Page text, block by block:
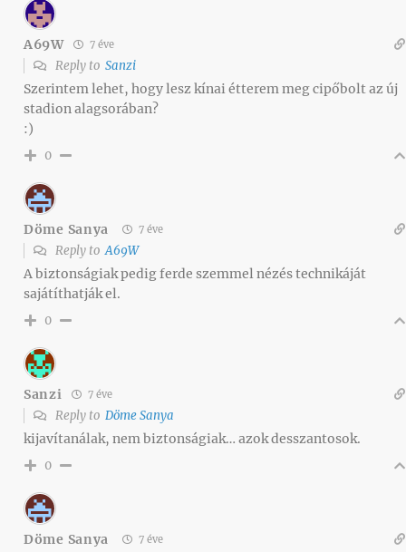
A69W 7 éve
Reply to Sanzi
Szerintem lehet, hogy lesz kínai étterem meg cipőbolt az új
stadion alagsorában?
:)
0
Döme Sanya 7 éve
Reply toA69W
A biztonságiak pedig ferde szemmel nézés technikáját
sajátíthatják el.
0
Sanzi 7 éve
Reply to Döme Sanya
kijavítanálak, nem biztonságiak… azok desszantosok.
0
Döme Sanya 7 éve